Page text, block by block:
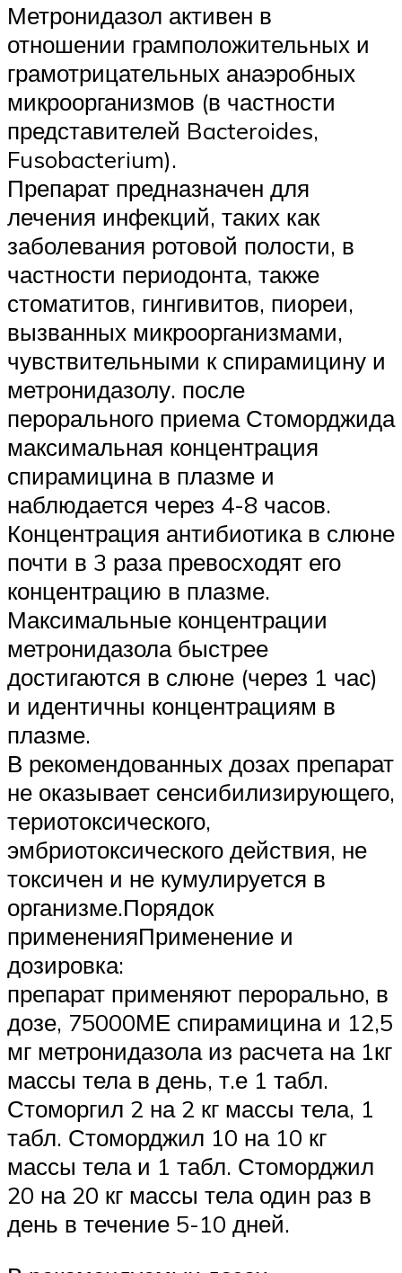
Метронидазол активен в
отношении грамположительных и
грамотрицательных анаэробных
микроорганизмов (в частности
представителей Bacteroides,
Fusobacterium).
Препарат предназначен для
лечения инфекций, таких как
заболевания ротовой полости, в
частности периодонта, также
стоматитов, гингивитов, пиореи,
вызванных микроорганизмами,
чувствительными к спирамицину и
метронидазолу. после
перорального приема Стоморджида
максимальная концентрация
спирамицина в плазме и
наблюдается через 4-8 часов.
Концентрация антибиотика в слюне
почти в 3 раза превосходят его
концентрацию в плазме.
Максимальные концентрации
метронидазола быстрее
достигаются в слюне (через 1 час)
и идентичны концентрациям в
плазме.
В рекомендованных дозах препарат
не оказывает сенсибилизирующего,
териотоксического,
эмбриотоксического действия, не
токсичен и не кумулируется в
организме.Порядок
примененияПрименение и
дозировка:
препарат применяют перорально, в
дозе, 75000МЕ спирамицина и 12,5
мг метронидазола из расчета на 1кг
массы тела в день, т.е 1 табл.
Стоморгил 2 на 2 кг массы тела, 1
табл. Стоморджил 10 на 10 кг
массы тела и 1 табл. Стоморджил
20 на 20 кг массы тела один раз в
день в течение 5-10 дней.